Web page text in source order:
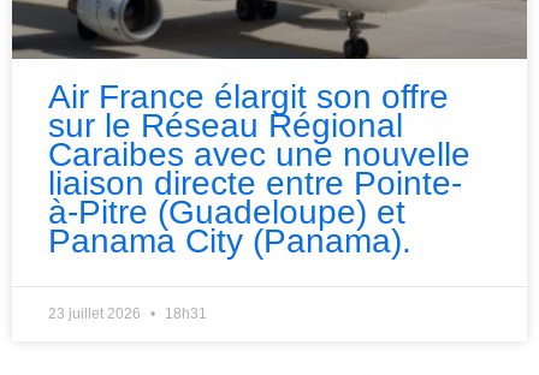
Air France élargit son offre
sur le Réseau Régional
Caraibes avec une nouvelle
liaison directe entre Pointe-
à-Pitre (Guadeloupe) et
Panama City (Panama).
23 juillet 2026 18h31